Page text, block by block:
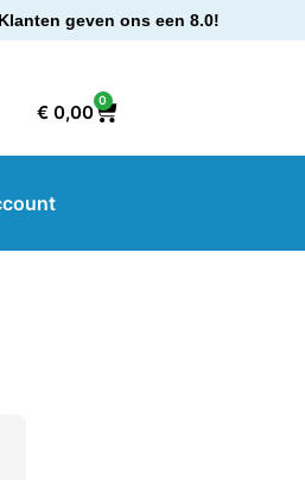
Klanten geven ons een 8.0!
€0,00
0